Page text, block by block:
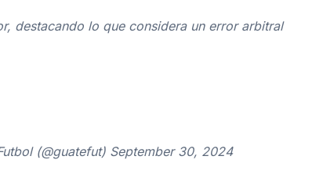
destacando lo que considera un error arbitral
(@guatefut) September 30, 2024